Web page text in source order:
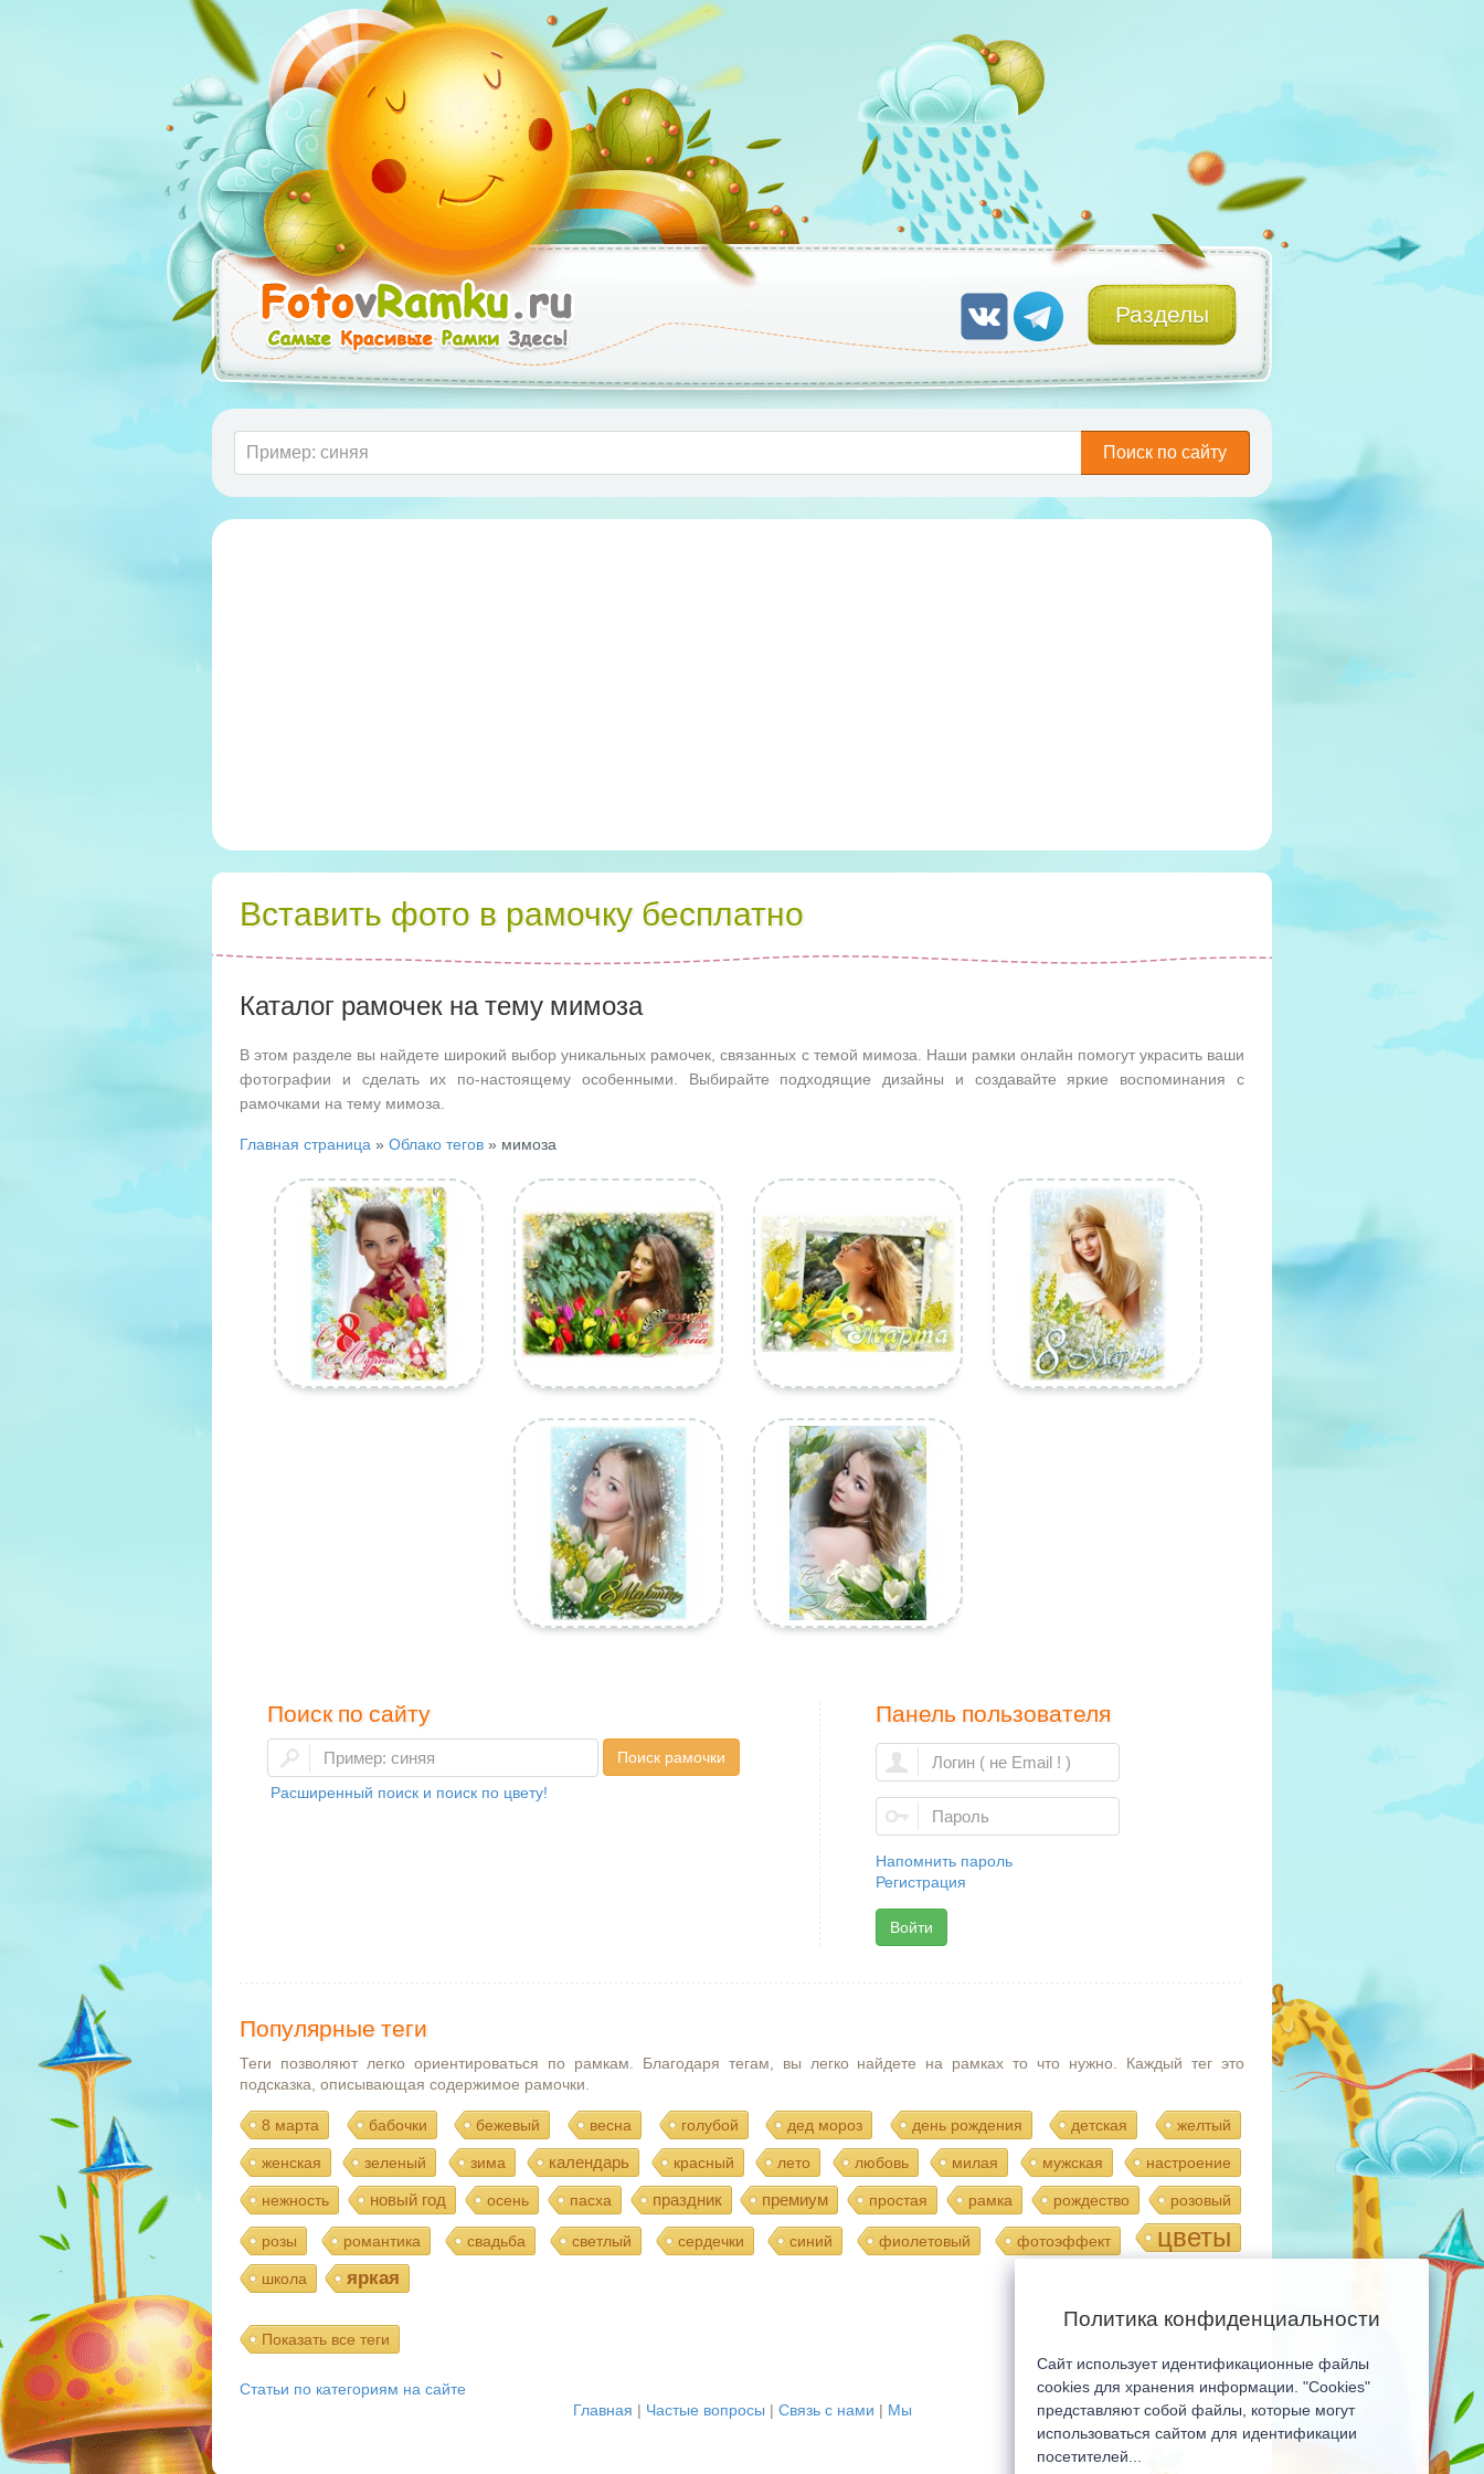
Разделы
Поиск по сайту
Вставить фото в рамочку бесплатно
Каталог рамочек на тему мимоза
В этом разделе вы найдете широкий выбор уникальных рамочек, связанных с темой мимоза. Наши рамки онлайн помогут украсить ваши
фотографии и сделать их по-настоящему особенными. Выбирайте подходящие дизайны и создавайте яркие воспоминания с
рамочками на тему мимоза.
Главная страница » Облако тегов » мимоза
Поиск по сайту
Поиск рамочки
Расширенный поиск и поиск по цвету!
Панель пользователя
Напомнить пароль
Регистрация
Войти
Популярные теги
Теги позволяют легко ориентироваться по рамкам. Благодаря тегам, вы легко найдете на рамках то что нужно. Каждый тег это
подсказка, описывающая содержимое рамочки.
8 марта бабочки бежевый весна голубой дед мороз день рождения детская желтый
женская зеленый зима календарь красный лето любовь милая мужская настроение
нежность новый год осень пасха праздник премиум простая рамка рождество розовый
розы романтика свадьба светлый сердечки синий фиолетовый фотоэффект цветы
школа яркая
Показать все теги
Мобильная версия сайта
Статьи по категориям на сайте
Главная | Частые вопросы | Связь с нами | Мы
Политика конфиденциальности
Сайт использует идентификационные файлы
cookies для хранения информации. "Cookies"
представляют собой файлы, которые могут
использоваться сайтом для идентификации
посетителей...